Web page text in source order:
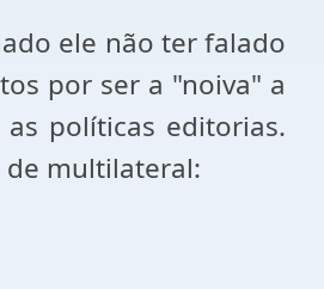
ele não ter falado
por ser a "noiva" a
políticas editorias.
de multilateral: